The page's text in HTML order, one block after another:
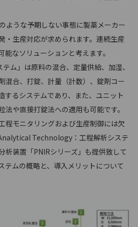
ような予期しない事態に製薬メーカー
・生産対応が求められます。連続生産
能なソリューションと考えます。
ム」は原料の混合、定量供給、加湿、
混合、打錠、計量（計数）、錠剤コー
するシステムであり、また、ユニット
法や直接打錠法への適用も可能です。
程モニタリングおよび生産制御には欠
Technology：工程解析システ
析装置「PNIRシリーズ」も提供致して
テムの概略と、導入メリットについて